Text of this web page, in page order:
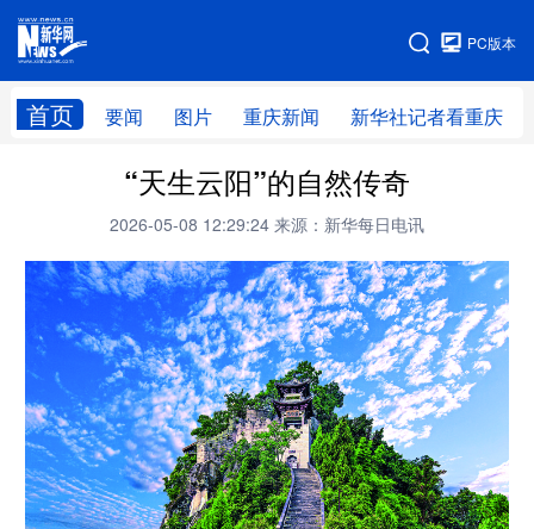
PC版本
首页 要闻 图片 重庆新闻 新华社记者看重庆
网站地图
“天生云阳”的自然传奇
2026-05-08 12:29:24 来源：新华每日电讯